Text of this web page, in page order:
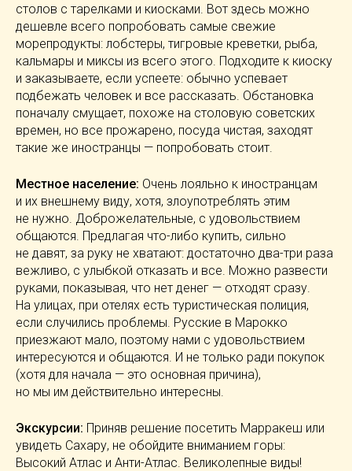
столов с тарелками и киосками. Вот здесь можно
дешевле всего попробовать самые свежие
морепродукты: лобстеры, тигровые креветки, рыба,
кальмары и миксы из всего этого. Подходите к киоску
и заказываете, если успеете: обычно успевает
подбежать человек и все рассказать. Обстановка
поначалу смущает, похоже на столовую советских
времен, но все прожарено, посуда чистая, заходят
такие же иностранцы — попробовать стоит.
Местное население: Очень лояльно к иностранцам
и их внешнему виду, хотя, злоупотреблять этим
не нужно. Доброжелательные, с удовольствием
общаются. Предлагая что-либо купить, сильно
не давят, за руку не хватают: достаточно два-три раза
вежливо, с улыбкой отказать и все. Можно развести
руками, показывая, что нет денег — отходят сразу.
На улицах, при отелях есть туристическая полиция,
если случились проблемы. Русские в Марокко
приезжают мало, поэтому нами с удовольствием
интересуются и общаются. И не только ради покупок
(хотя для начала — это основная причина),
но мы им действительно интересны.
Экскурсии: Приняв решение посетить Марракеш или
увидеть Сахару, не обойдите вниманием горы:
Высокий Атлас и Анти-Атлас. Великолепные виды!